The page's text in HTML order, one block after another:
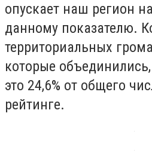
опускает наш регион
данному показателю.
территориальных
которые
это 24,6% от общего
рейтинге.